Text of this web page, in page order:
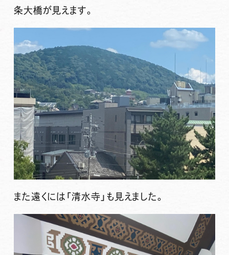
条大橋が見えます。
また遠くには「清水寺」も見えました。